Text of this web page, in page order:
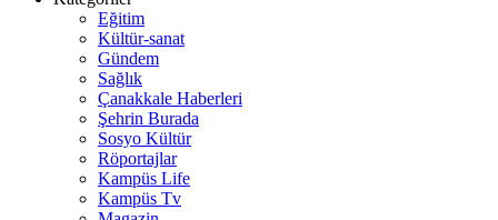
Eğitim
Kültür-sanat
Gündem
Sağlık
Çanakkale Haberleri
Şehrin Burada
Sosyo Kültür
Röportajlar
Kampüs Life
Kampüs Tv